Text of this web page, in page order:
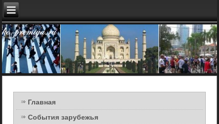
Главная
События зарубежья